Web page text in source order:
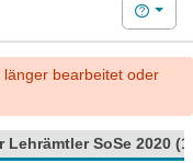
Hilfe
bearbeitet oder
SoSe 2020